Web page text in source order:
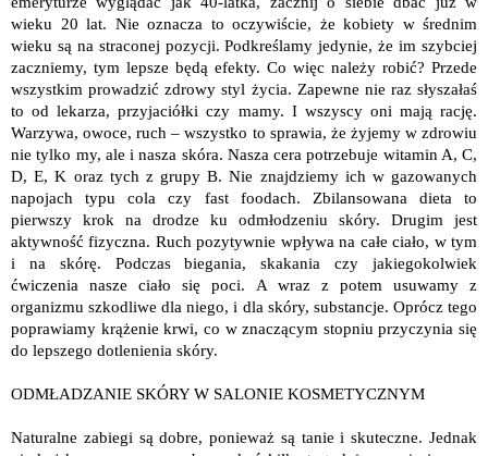
wieku 20 lat. Nie oznacza to oczywiście, że kobiety w średnim
wieku są na straconej pozycji. Podkreślamy jedynie, że im szybciej
zaczniemy, tym lepsze będą efekty. Co więc należy robić? Przede
wszystkim prowadzić zdrowy styl życia. Zapewne nie raz słyszałaś
to od lekarza, przyjaciółki czy mamy. I wszyscy oni mają rację.
Warzywa, owoce, ruch – wszystko to sprawia, że żyjemy w zdrowiu
nie tylko my, ale i nasza skóra. Nasza cera potrzebuje witamin A, C,
D, E, K oraz tych z grupy B. Nie znajdziemy ich w gazowanych
napojach typu cola czy fast foodach. Zbilansowana dieta to
pierwszy krok na drodze ku odmłodzeniu skóry. Drugim jest
aktywność fizyczna. Ruch pozytywnie wpływa na całe ciało, w tym
i na skórę. Podczas biegania, skakania czy jakiegokolwiek
ćwiczenia nasze ciało się poci. A wraz z potem usuwamy z
organizmu szkodliwe dla niego, i dla skóry, substancje. Oprócz tego
poprawiamy krążenie krwi, co w znaczącym stopniu przyczynia się
do lepszego dotlenienia skóry.
ODMŁADZANIE SKÓRY W SALONIE KOSMETYCZNYM
Naturalne zabiegi są dobre, ponieważ są tanie i skuteczne. Jednak